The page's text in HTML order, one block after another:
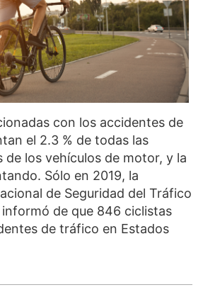
con los accidentes de
el 2.3 % de todas las
los vehículos de motor, y la
Sólo en 2019, la
de Seguridad del Tráfico
de que 846 ciclistas
de tráfico en Estados